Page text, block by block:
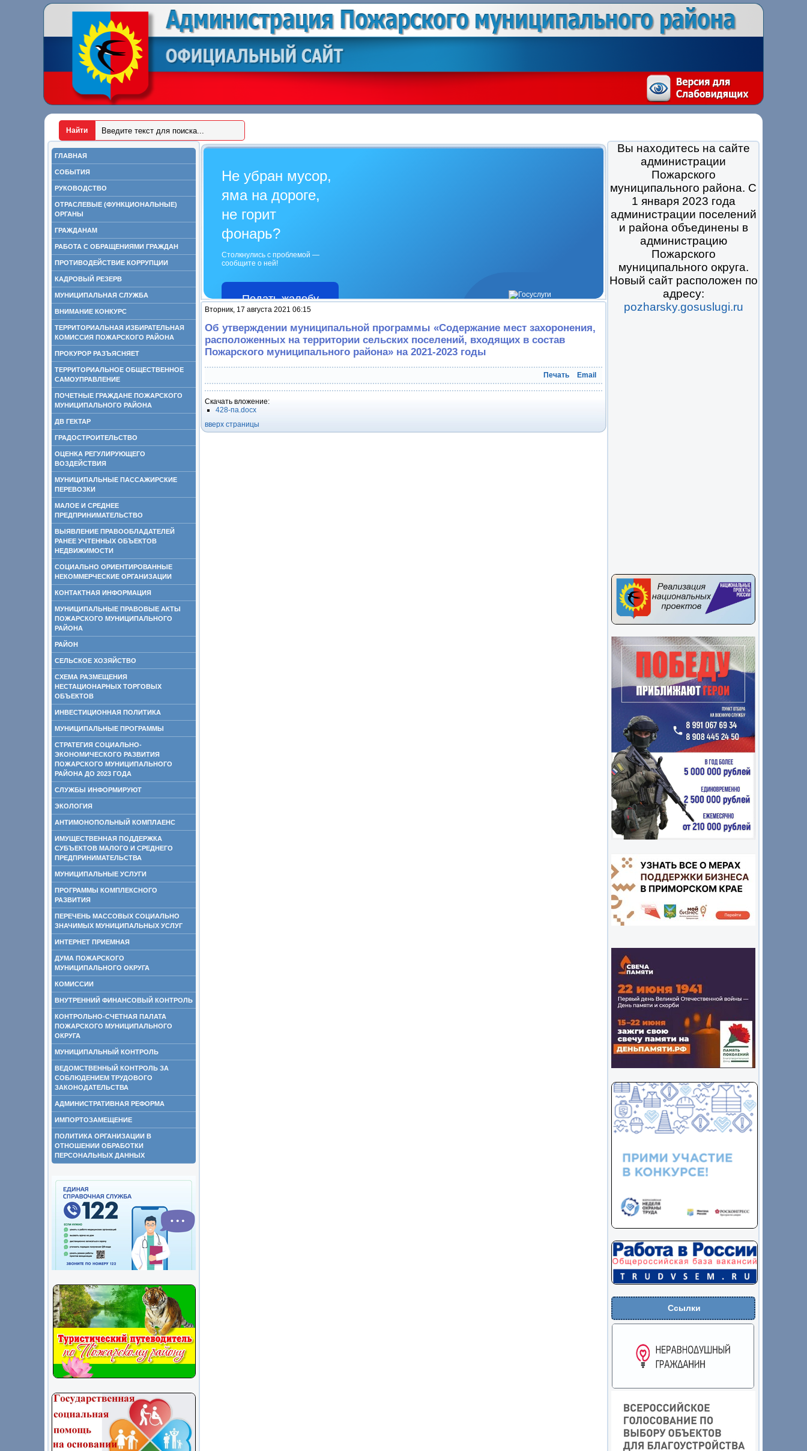
ГЛАВНАЯ
СОБЫТИЯ
РУКОВОДСТВО
ОТРАСЛЕВЫЕ (ФУНКЦИОНАЛЬНЫЕ)
ОРГАНЫ
ГРАЖДАНАМ
РАБОТА С ОБРАЩЕНИЯМИ ГРАЖДАН
ПРОТИВОДЕЙСТВИЕ КОРРУПЦИИ
КАДРОВЫЙ РЕЗЕРВ
МУНИЦИПАЛЬНАЯ СЛУЖБА
ВНИМАНИЕ КОНКУРС
ТЕРРИТОРИАЛЬНАЯ ИЗБИРАТЕЛЬНАЯ
КОМИССИЯ ПОЖАРСКОГО РАЙОНА
ПРОКУРОР РАЗЪЯСНЯЕТ
ТЕРРИТОРИАЛЬНОЕ ОБЩЕСТВЕННОЕ
САМОУПРАВЛЕНИЕ
ПОЧЕТНЫЕ ГРАЖДАНЕ ПОЖАРСКОГО
МУНИЦИПАЛЬНОГО РАЙОНА
ДВ ГЕКТАР
ГРАДОСТРОИТЕЛЬСТВО
ОЦЕНКА РЕГУЛИРУЮЩЕГО
ВОЗДЕЙСТВИЯ
МУНИЦИПАЛЬНЫЕ ПАССАЖИРСКИЕ
ПЕРЕВОЗКИ
МАЛОЕ И СРЕДНЕЕ
ПРЕДПРИНИМАТЕЛЬСТВО
ВЫЯВЛЕНИЕ ПРАВООБЛАДАТЕЛЕЙ
РАНЕЕ УЧТЕННЫХ ОБЪЕКТОВ
НЕДВИЖИМОСТИ
СОЦИАЛЬНО ОРИЕНТИРОВАННЫЕ
НЕКОММЕРЧЕСКИЕ ОРГАНИЗАЦИИ
КОНТАКТНАЯ ИНФОРМАЦИЯ
МУНИЦИПАЛЬНЫЕ ПРАВОВЫЕ АКТЫ
ПОЖАРСКОГО МУНИЦИПАЛЬНОГО
РАЙОНА
РАЙОН
СЕЛЬСКОЕ ХОЗЯЙСТВО
СХЕМА РАЗМЕЩЕНИЯ
НЕСТАЦИОНАРНЫХ ТОРГОВЫХ
ОБЪЕКТОВ
ИНВЕСТИЦИОННАЯ ПОЛИТИКА
МУНИЦИПАЛЬНЫЕ ПРОГРАММЫ
СТРАТЕГИЯ СОЦИАЛЬНО-
ЭКОНОМИЧЕСКОГО РАЗВИТИЯ
ПОЖАРСКОГО МУНИЦИПАЛЬНОГО
РАЙОНА ДО 2023 ГОДА
СЛУЖБЫ ИНФОРМИРУЮТ
ЭКОЛОГИЯ
АНТИМОНОПОЛЬНЫЙ КОМПЛАЕНС
ИМУЩЕСТВЕННАЯ ПОДДЕРЖКА
СУБЪЕКТОВ МАЛОГО И СРЕДНЕГО
ПРЕДПРИНИМАТЕЛЬСТВА
МУНИЦИПАЛЬНЫЕ УСЛУГИ
ПРОГРАММЫ КОМПЛЕКСНОГО
РАЗВИТИЯ
ПЕРЕЧЕНЬ МАССОВЫХ СОЦИАЛЬНО
ЗНАЧИМЫХ МУНИЦИПАЛЬНЫХ УСЛУГ
ИНТЕРНЕТ ПРИЕМНАЯ
ДУМА ПОЖАРСКОГО
МУНИЦИПАЛЬНОГО ОКРУГА
КОМИССИИ
ВНУТРЕННИЙ ФИНАНСОВЫЙ КОНТРОЛЬ
КОНТРОЛЬНО-СЧЕТНАЯ ПАЛАТА
ПОЖАРСКОГО МУНИЦИПАЛЬНОГО
ОКРУГА
МУНИЦИПАЛЬНЫЙ КОНТРОЛЬ
ВЕДОМСТВЕННЫЙ КОНТРОЛЬ ЗА
СОБЛЮДЕНИЕМ ТРУДОВОГО
ЗАКОНОДАТЕЛЬСТВА
АДМИНИСТРАТИВНАЯ РЕФОРМА
ИМПОРТОЗАМЕЩЕНИЕ
ПОЛИТИКА ОРГАНИЗАЦИИ В
ОТНОШЕНИИ ОБРАБОТКИ
ПЕРСОНАЛЬНЫХ ДАННЫХ
Вы находитесь на сайте
администрации
Пожарского
муниципального района. С
1 января 2023 года
администрации поселений
и района объединены в
администрацию
Пожарского
муниципального округа.
Новый сайт расположен по
адресу:
pozharsky.gosuslugi.ru
Ссылки
Не убран мусор,
яма на дороге,
не горит
фонарь?
Столкнулись с проблемой —
сообщите о ней!
Подать жалобу
Вторник, 17 августа 2021 06:15
Об утверждении муниципальной программы «Содержание мест захоронения,
расположенных на территории сельских поселений, входящих в состав
Пожарского муниципального района» на 2021-2023 годы
Печать Email
Скачать вложение:
428-па.docx
вверх страницы